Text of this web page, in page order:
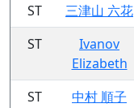
ST
三津山 六花
ST
Ivanov
Elizabeth
ST 中村 順子